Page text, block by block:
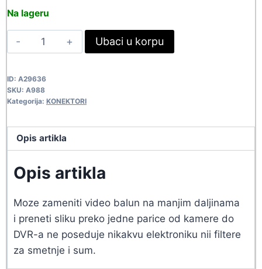
82,50 rsd. 75,00 rsd.
Na lageru
ADA
BNC-
M/W
A988
Ubaci u korpu
ID: A29636
SKU: A988
Kategorija: KONEKTORI
Opis artikla
Opis artikla
Moze zameniti video balun na manjim daljinama
i preneti sliku preko jedne parice od kamere do
DVR-a ne poseduje nikakvu elektroniku nii filtere
za smetnje i sum.